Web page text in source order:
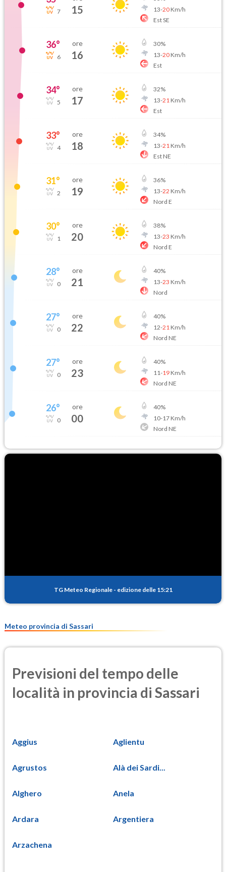
7 15
13-20Km/h
Est SE
36°
6
ore
16
30%
13-20Km/h
Est
34°
5
ore
17
32%
13-21 Km/h
Est
33°
4
ore
18
34%
13-21 Km/h
Est NE
31°
2
ore
19
36%
13-22 Km/h
Nord E
30°
1
ore
20
38%
13-23 Km/h
Nord E
28°
0
ore
21
40%
13-23 Km/h
Nord
27°
0
ore
22
40%
12-21 Km/h
Nord NE
27°
0
ore
23
40%
11-19Km/h
Nord NE
26°
0
ore
00
40%
10-17Km/h
Nord NE
TG Meteo Regionale - edizione delle 15:21
Meteo provincia di Sassari
Previsioni del tempo delle
località in provincia di Sassari
Aggius Aglientu
Agrustos Alà dei Sardi...
Alghero Anela
Ardara Argentiera
Arzachena